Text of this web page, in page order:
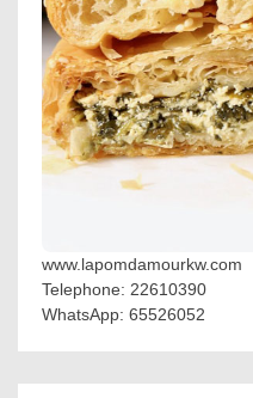
www.lapomdamourkw.com
Telephone: 22610390
WhatsApp: 65526052